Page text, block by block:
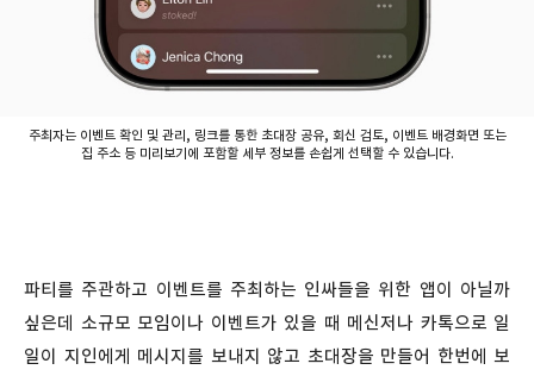
주최자는 이벤트 확인 및 관리, 링크를 통한 초대장 공유, 회신 검토, 이벤트 배경화면 또는
집 주소 등 미리보기에 포함할 세부 정보를 손쉽게 선택할 수 있습니다.
파티를 주관하고 이벤트를 주최하는 인싸들을 위한 앱이 아닐까
싶은데 소규모 모임이나 이벤트가 있을 때 메신저나 카톡으로 일
일이 지인에게 메시지를 보내지 않고 초대장을 만들어 한번에 보